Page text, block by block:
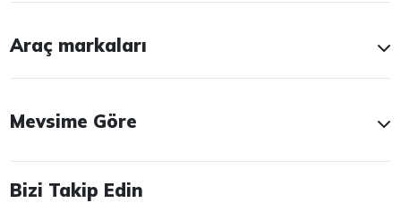
Araç markaları
Mevsime Göre
Bizi Takip Edin